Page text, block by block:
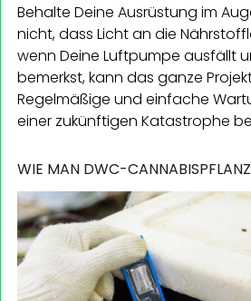
Behalte Deine Ausrüstung im
nicht, dass Licht an die
wenn Deine Luftpumpe ausfällt
bemerkst, kann das ganze
Regelmäßige und einfache
einer zukünftigen Katastrophe
WIE MAN DWC-